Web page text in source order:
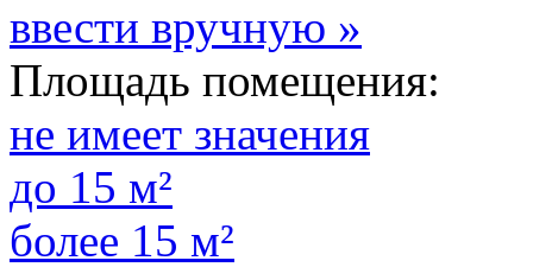
ввести вручную »
Площадь помещения:
не имеет значения
до 15 м²
более 15 м²